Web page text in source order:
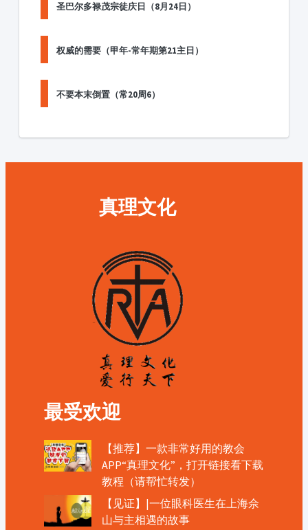
圣巴尔多禄茂宗徒庆日（8月24日）
权威的需要（甲年-常年期第21主日）
不要本末倒置（常20周6）
真理文化
最受欢迎
【推荐】一款非常好用的教会
APP“真理文化”，打开链接看下载
教程（请帮忙转发）
【见证】|一位眼科医生在上海佘
山与主相遇的故事